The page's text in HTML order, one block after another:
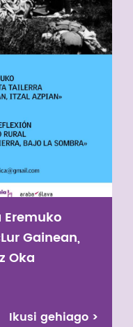
Eremuko
Gainean,
Oka
Ikusi gehiago >